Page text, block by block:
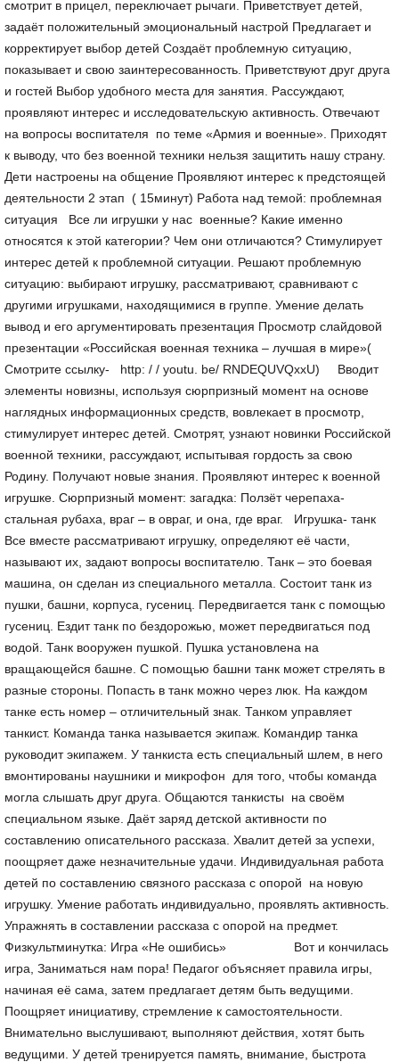
смотрит в прицел, переключает рычаги. Приветствует детей,
задаёт положительный эмоциональный настрой Предлагает и
корректирует выбор детей Создаёт проблемную ситуацию,
показывает и свою заинтересованность. Приветствуют друг друга
и гостей Выбор удобного места для занятия. Рассуждают,
проявляют интерес и исследовательскую активность. Отвечают
на вопросы воспитателя по теме «Армия и военные». Приходят
к выводу, что без военной техники нельзя защитить нашу страну.
Дети настроены на общение Проявляют интерес к предстоящей
деятельности 2 этап ( 15минут) Работа над темой: проблемная
ситуация Все ли игрушки у нас военные? Какие именно
относятся к этой категории? Чем они отличаются? Стимулирует
интерес детей к проблемной ситуации. Решают проблемную
ситуацию: выбирают игрушку, рассматривают, сравнивают с
другими игрушками, находящимися в группе. Умение делать
вывод и его аргументировать презентация Просмотр слайдовой
презентации «Российская военная техника – лучшая в мире»(
Смотрите ссылку- http: / / youtu. be/ RNDEQUVQxxU) Вводит
элементы новизны, используя сюрпризный момент на основе
наглядных информационных средств, вовлекает в просмотр,
стимулирует интерес детей. Смотрят, узнают новинки Российской
военной техники, рассуждают, испытывая гордость за свою
Родину. Получают новые знания. Проявляют интерес к военной
игрушке. Сюрпризный момент: загадка: Ползёт черепаха-
стальная рубаха, враг – в овраг, и она, где враг. Игрушка- танк
Все вместе рассматривают игрушку, определяют её части,
называют их, задают вопросы воспитателю. Танк – это боевая
машина, он сделан из специального металла. Состоит танк из
пушки, башни, корпуса, гусениц. Передвигается танк с помощью
гусениц. Ездит танк по бездорожью, может передвигаться под
водой. Танк вооружен пушкой. Пушка установлена на
вращающейся башне. С помощью башни танк может стрелять в
разные стороны. Попасть в танк можно через люк. На каждом
танке есть номер – отличительный знак. Танком управляет
танкист. Команда танка называется экипаж. Командир танка
руководит экипажем. У танкиста есть специальный шлем, в него
вмонтированы наушники и микрофон для того, чтобы команда
могла слышать друг друга. Общаются танкисты на своём
специальном языке. Даёт заряд детской активности по
составлению описательного рассказа. Хвалит детей за успехи,
поощряет даже незначительные удачи. Индивидуальная работа
детей по составлению связного рассказа с опорой на новую
игрушку. Умение работать индивидуально, проявлять активность.
Упражнять в составлении рассказа с опорой на предмет.
Физкультминутка: Игра «Не ошибись» Вот и кончилась
игра, Заниматься нам пора! Педагог объясняет правила игры,
начиная её сама, затем предлагает детям быть ведущими.
Поощряет инициативу, стремление к самостоятельности.
Внимательно выслушивают, выполняют действия, хотят быть
ведущими. У детей тренируется память, внимание, быстрота